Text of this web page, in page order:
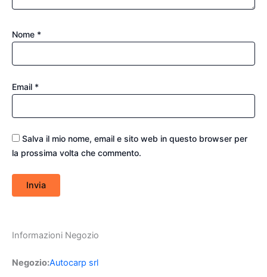
Nome *
Email *
Salva il mio nome, email e sito web in questo browser per
la prossima volta che commento.
Informazioni Negozio
Negozio:Autocarp srl